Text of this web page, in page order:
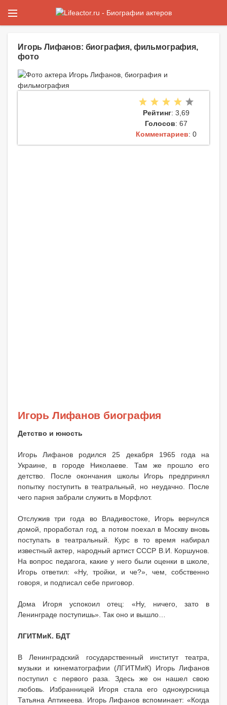
Игорь Лифанов: биография, фильмография,
фото
Рейтинг: 3,69
Голосов: 67
Комментариев: 0
Игорь Лифанов биография
Детство и юность
Игорь Лифанов родился 25 декабря 1965 года на
Украине, в городе Николаеве. Там же прошло его
детство. После окончания школы Игорь предпринял
попытку поступить в театральный, но неудачно. После
чего парня забрали служить в Морфлот.
Отслужив три года во Владивостоке, Игорь вернулся
домой, проработал год, а потом поехал в Москву вновь
поступать в театральный. Курс в то время набирал
известный актер, народный артист СССР В.И. Коршунов.
На вопрос педагога, какие у него были оценки в школе,
Игорь ответил: «Ну, тройки, и че?», чем, собственно
говоря, и подписал себе приговор.
Дома Игоря успокоил отец: «Ну, ничего, зато в
Ленинграде поступишь». Так оно и вышло…
ЛГИТМиК. БДТ
В Ленинградский государственный институт театра,
музыки и кинематографии (ЛГИТМиК) Игорь Лифанов
поступил с первого раза. Здесь же он нашел свою
любовь. Избранницей Игоря стала его однокурсница
Татьяна Аптикеева. Игорь Лифанов вспоминает: «Когда